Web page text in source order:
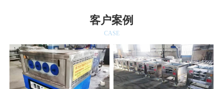
客户案例
CASE